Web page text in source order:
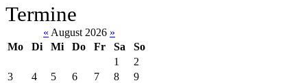
Termine
« August 2026 »
Mo
Di Mi Do Fr Sa
So
1
2
3
4 5 6 7 8
9